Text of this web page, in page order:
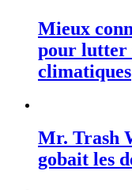
Mieux
pour lutter
climatiques
Mr. Trash
gobait les